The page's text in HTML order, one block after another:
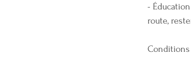
-
route,